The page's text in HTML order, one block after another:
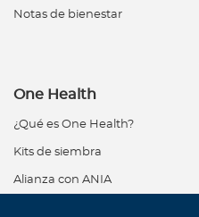
Notas de bienestar
One Health
¿Qué es One Health?
Kits de siembra
Alianza con ANIA